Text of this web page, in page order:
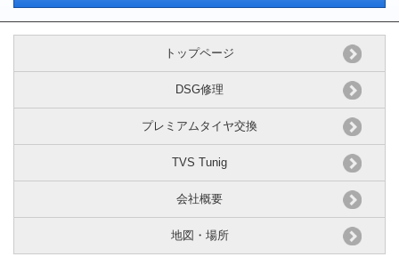
トップページ
DSG修理
プレミアムタイヤ交換
TVS Tunig
会社概要
地図・場所